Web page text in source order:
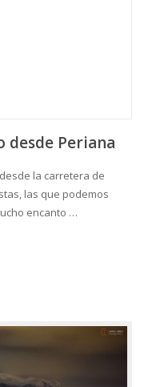
desde Periana
la carretera de
las que podemos
encanto …